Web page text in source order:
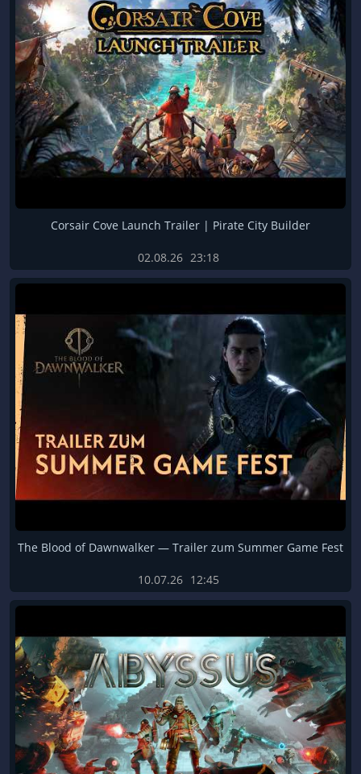
Corsair Cove Launch Trailer | Pirate City Builder
02.08.26 23:18
The Blood of Dawnwalker — Trailer zum Summer Game Fest
10.07.26 12:45